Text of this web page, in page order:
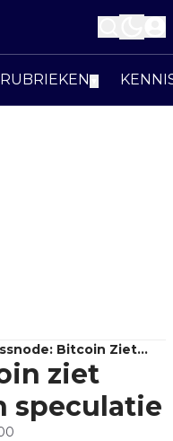
RUBRIEKEN
Bitcoin Ziet
Van
ziet
speculatie